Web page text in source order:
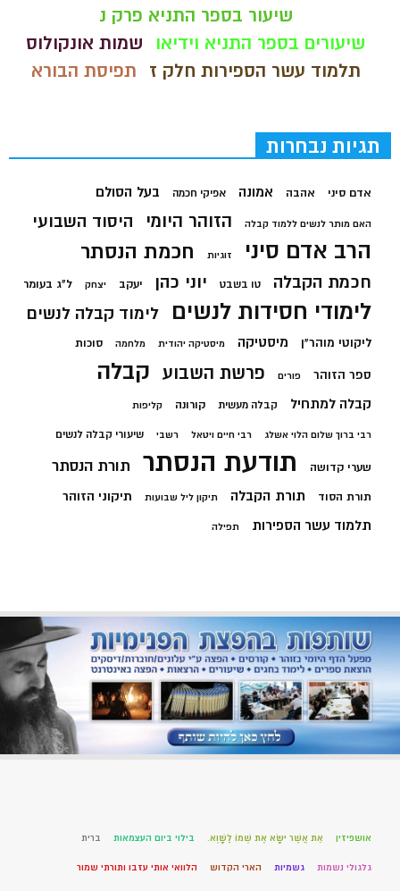
שיעור בספר התניא פרק נ
שיעורים בספר התניא וידיאו
שמות אונקולוס
תלמוד עשר הספירות חלק ז
תפיסת הבורא
תגיות נבחרות
אדם סיני אהבה אמונה אפיקי חכמה בעל הסולם
האם מותר לנשים ללמוד קבלה הזוהר היומי היסוד השבועי
הרב אדם סיני זוגיות חכמת הנסתר
חכמת הקבלה טו בשבט יוני כהן יעקב יצחק ל"ג בעומר
לימודי חסידות לנשים לימוד קבלה לנשים
ליקוטי מוהר"ן מיסטיקה מיסטיקה יהודית מלחמה סוכות
ספר הזוהר פורים פרשת השבוע קבלה
קבלה למתחיל קבלה מעשית קורונה קליפות
רבי ברוך שלום הלוי אשלג רבי חיים ויטאל רשבי שיעורי קבלה לנשים
שערי קדושה תודעת הנסתר תורת הנסתר
תורת הסוד תורת הקבלה תיקון ליל שבועות תיקוני הזוהר
תלמוד עשר הספירות תפילה
אושפיזין אֵת אֲשֶׁר יִשָּׂא אֶת שְׁמוֹ לַשָּׁוְא. בילוי ביום העצמאות ברית
גלגולי נשמות גשמיות הארי הקדוש הלוואי אותי עזבו ותורתי שמור